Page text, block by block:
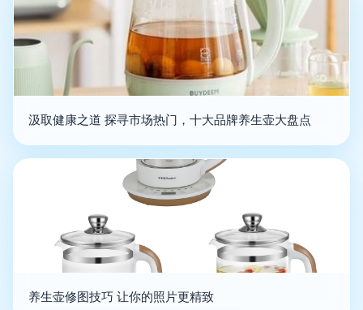
汲取健康之道 探寻市场热门，十大品牌养生壶大盘点
养生壶修图技巧 让你的照片更精致